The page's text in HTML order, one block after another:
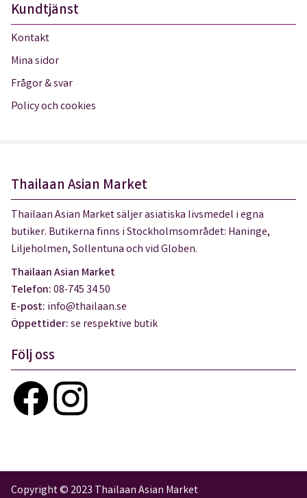
Kundtjänst
Kontakt
Mina sidor
Frågor & svar
Policy och cookies
Thailaan Asian Market
Thailaan Asian Market säljer asiatiska livsmedel i egna
butiker. Butikerna finns i Stockholmsområdet: Haninge,
Liljeholmen, Sollentuna och vid Globen.
Thailaan Asian Market
Telefon:08-745 34 50
E-post: info@thailaan.se
Öppettider:se respektive butik
Följ oss
Copyright © 2023 Thailaan Asian Market